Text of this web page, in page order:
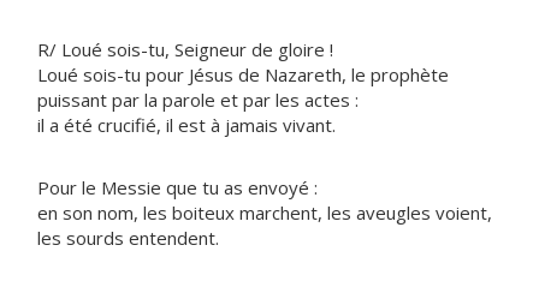
R/ Loué sois-tu, Seigneur de gloire !
Loué sois-tu pour Jésus de Nazareth, le prophète
puissant par la parole et par les actes :
il a été crucifié, il est à jamais vivant.
Pour le Messie que tu as envoyé :
en son nom, les boiteux marchent, les aveugles voient,
les sourds entendent.